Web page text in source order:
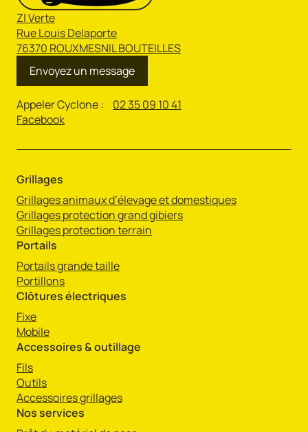
ZI Verte
Rue Louis Delaporte
76370 ROUXMESNIL BOUTEILLES
Envoyez un message
Appeler Cyclone : 02 35 09 10 41
Facebook
Grillages
Grillages animaux d’élevage et domestiques
Grillages protection grand gibiers
Grillages protection terrain
Portails
Portails grande taille
Portillons
Clôtures électriques
Fixe
Mobile
Accessoires & outillage
Fils
Outils
Accessoires grillages
Nos services